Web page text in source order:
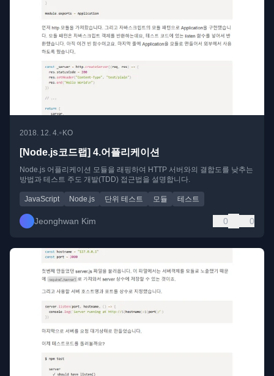
2018. 12. 4. •KO
[Node.js코드랩] 4.어플리케이션
Node.js 어플리케이션 모듈을 래핑하여 HTTP 서버와의 결합도를 낮추는
방법과 테스트 주도 개발(TDD) 접근법을 설명합니다.
JavaScript Node.js 단위 테스트 모듈 테스트
Jeonghwan Kim 0 0